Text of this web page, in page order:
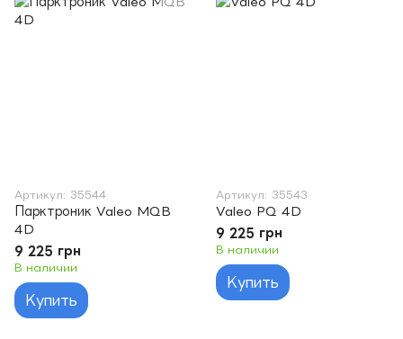
Артикул: 35544
Парктроник Valeo MQB
4D
9 225 грн
В наличии
Купить
Артикул: 35543
Valeo PQ 4D
9 225 грн
В наличии
Купить